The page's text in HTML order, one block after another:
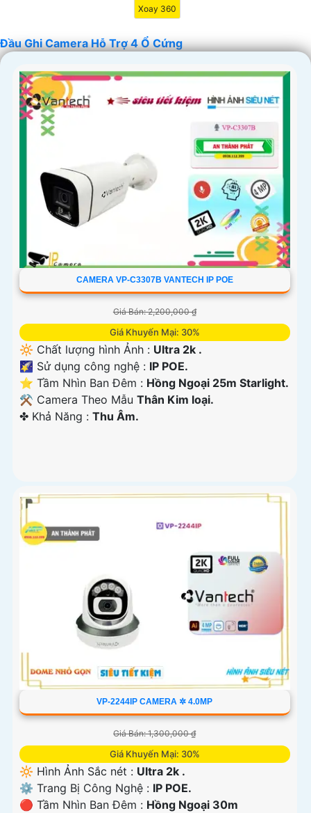
Xoay 360
Đầu Ghi Camera Hỗ Trợ 4 Ổ Cứng
CAMERA VP-C3307B VANTECH IP POE
Giá Bán: 2,200,000 ₫
Giá Khuyến Mại: 30%
🔆 Chất lượng hình Ảnh : Ultra 2k .
🌠 Sử dụng công nghệ : IP POE.
⭐ Tầm Nhìn Ban Đêm : Hồng Ngoại 25m Starlight.
⚒ Camera Theo Mẫu Thân Kim loại.
️✤ Khả Năng : Thu Âm.
VP-2244IP CAMERA ✲ 4.0MP
Giá Bán: 1,300,000 ₫
Giá Khuyến Mại: 30%
🔆 Hình Ảnh Sắc nét : Ultra 2k .
⚙ Trang Bị Công Nghệ : IP POE.
🔴 Tầm Nhìn Ban Đêm : Hồng Ngoại 30m